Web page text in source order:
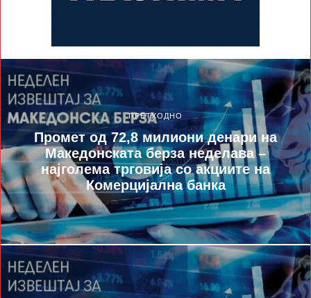
ПРЕТХОДНО
Промет од 72,8 милиони денари на
Македонската берза неделава –
најголема трговија со акциите на
Комерцијална банка